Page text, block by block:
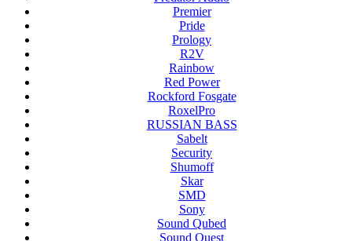
Premier
Pride
Prology
R2V
Rainbow
Red Power
Rockford Fosgate
RoxelPro
RUSSIAN BASS
Sabelt
Security
Shumoff
Skar
SMD
Sony
Sound Qubed
Sound Quest